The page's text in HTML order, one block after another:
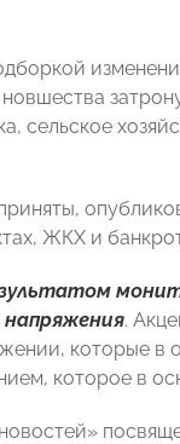
сельское
ЖКХ и
напряжения.
которые в
которое в